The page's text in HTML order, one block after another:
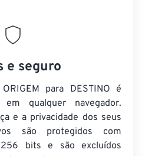
e seguro
para DESTINO é
qualquer navegador.
e a privacidade dos seus
são protegidos com
bits e são excluídos